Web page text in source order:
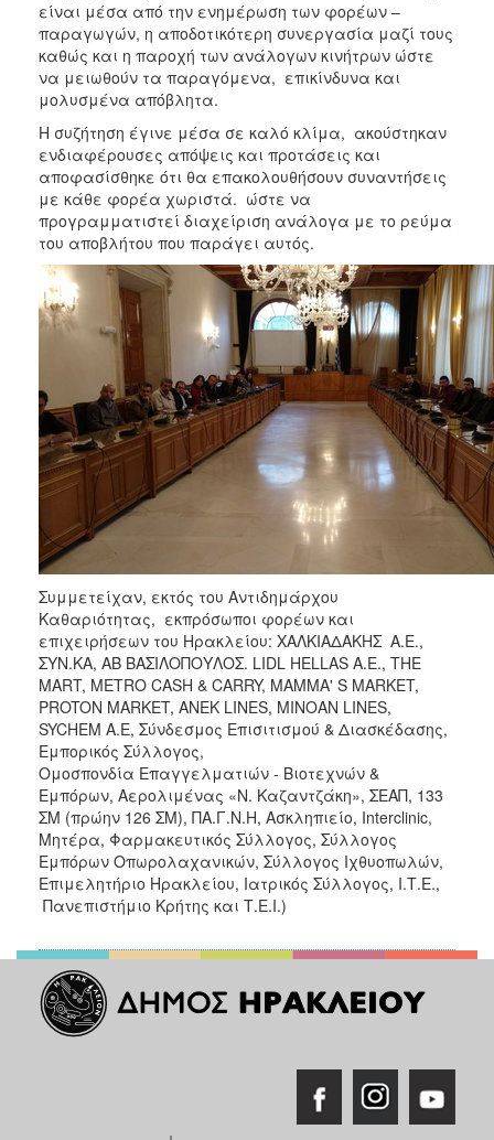
είναι μέσα από την ενημέρωση των φορέων –
παραγωγών, η αποδοτικότερη συνεργασία μαζί τους
καθώς και η παροχή των ανάλογων κινήτρων ώστε
να μειωθούν τα παραγόμενα, επικίνδυνα και
μολυσμένα απόβλητα.
Η συζήτηση έγινε μέσα σε καλό κλίμα, ακούστηκαν
ενδιαφέρουσες απόψεις και προτάσεις και
αποφασίσθηκε ότι θα επακολουθήσουν συναντήσεις
με κάθε φορέα χωριστά. ώστε να
προγραμματιστεί διαχείριση ανάλογα με το ρεύμα
του αποβλήτου που παράγει αυτός.
Συμμετείχαν, εκτός του Αντιδημάρχου
Καθαριότητας, εκπρόσωποι φορέων και
επιχειρήσεων του Ηρακλείου: ΧΑΛΚΙΑΔΑΚΗΣ Α.Ε.,
ΣΥΝ.ΚΑ, ΑΒ ΒΑΣΙΛΟΠΟΥΛΟΣ. LIDL HELLAS A.E., THE
MART, METRO CASH & CARRY, MAMMA' S MARKET,
PROTON MARKET, ΑΝΕΚ LINES, ΜΙΝΟΑΝ LINES,
SYCHEM A.E, Σύνδεσμος Επισιτισμού & Διασκέδασης,
Εμπορικός Σύλλογος,
Ομοσπονδία Επαγγελματιών - Βιοτεχνών &
Εμπόρων, Αερολιμένας «Ν. Καζαντζάκη», ΣΕΑΠ, 133
ΣΜ (πρώην 126 ΣΜ), ΠΑ.Γ.Ν.Η, Ασκληπιείο, Interclinic,
Μητέρα, Φαρμακευτικός Σύλλογος, Σύλλογος
Εμπόρων Οπωρολαχανικών, Σύλλογος Ιχθυοπωλών,
Επιμελητήριο Ηρακλείου, Ιατρικός Σύλλογος, Ι.Τ.Ε.,
Πανεπιστήμιο Κρήτης και Τ.Ε.Ι.)